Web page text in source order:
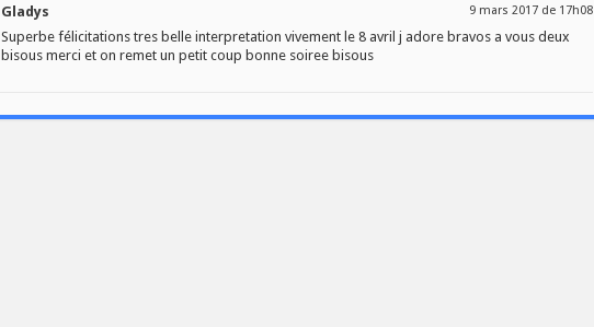
Gladys 9 mars 2017 de 17h08
Superbe félicitations tres belle interpretation vivement le 8 avril j adore bravos a vous deux
bisous merci et on remet un petit coup bonne soiree bisous